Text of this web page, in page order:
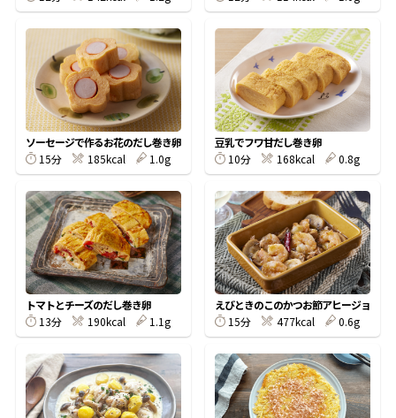
『踊り節』
鰹節屋の
だしパック
だし粉
ソーセージで作るお花のだし巻き卵
15分
185kcal 1.0g
豆乳でフワ甘だし巻き卵
10分
168kcal 0.8g
トマトとチーズのだし巻き卵
13分
190kcal 1.1g
えびときのこのかつお節アヒージョ
15分
477kcal 0.6g